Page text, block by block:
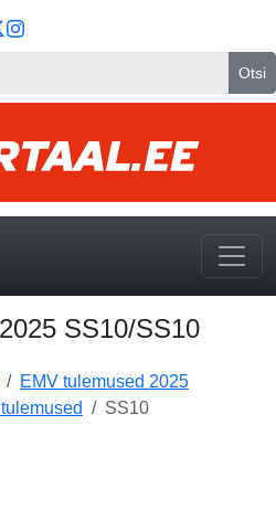
Otsi
SS10/SS10
EMV tulemused 2025
SS10